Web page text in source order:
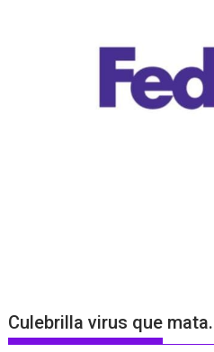
Culebrilla virus que mata.